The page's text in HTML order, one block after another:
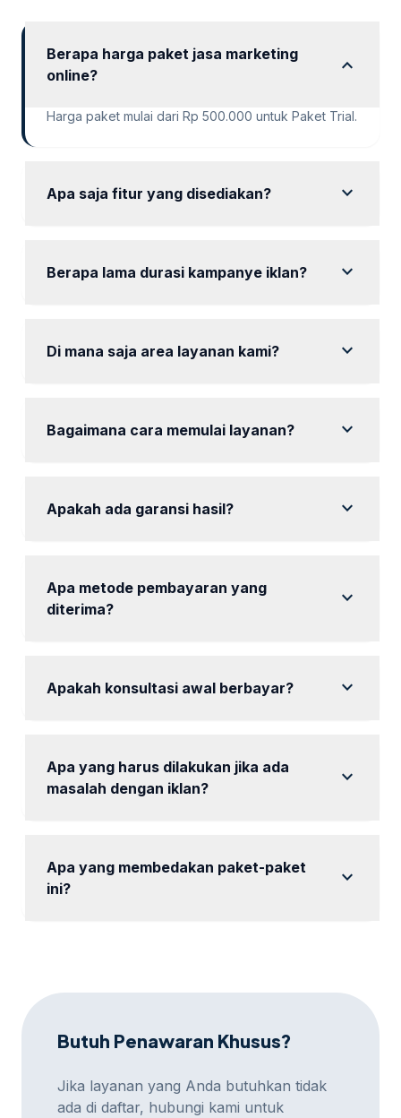
Berapa harga paket jasa marketing
online?
expand_more
Harga paket mulai dari Rp 500.000 untuk Paket Trial.
Apa saja fitur yang disediakan? expand_more
Berapa lama durasi kampanye iklan? expand_more
Di mana saja area layanan kami? expand_more
Bagaimana cara memulai layanan? expand_more
Apakah ada garansi hasil? expand_more
Apa metode pembayaran yang
diterima?
expand_more
Apakah konsultasi awal berbayar? expand_more
Apa yang harus dilakukan jika ada
masalah dengan iklan?
expand_more
Apa yang membedakan paket-paket
ini?
expand_more
Butuh Penawaran Khusus?
Jika layanan yang Anda butuhkan tidak
ada di daftar, hubungi kami untuk